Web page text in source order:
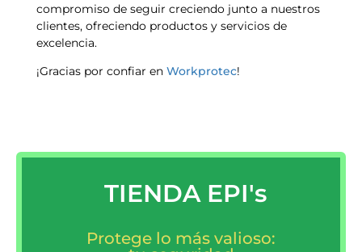
compromiso de seguir creciendo junto a nuestros
clientes, ofreciendo productos y servicios de
excelencia.
¡Gracias por confiar en Workprotec!
TIENDA EPI's
Protege lo más valioso: